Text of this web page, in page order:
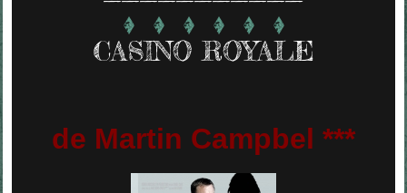
CASINO ROYALE
de Martin Campbel ***